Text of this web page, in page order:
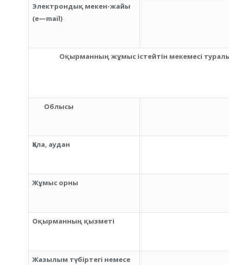
Электрондық мекен-жайы
(e—mail)
Оқырманның жұмыс істейтін мекемесі
Облысы
Қала, аудан
Жұмыс орны
Оқырманның қызметі
Жазылым түбіртегі немесе